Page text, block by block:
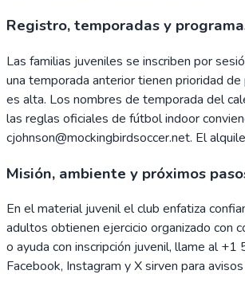
Registro, temporadas y
Las familias juveniles se inscriben por
una temporada anterior tienen prioridad
es alta. Los nombres de temporada del
las reglas oficiales de fútbol indoor
cjohnson@mockingbirdsoccer.net. El
Misión, ambiente y próximos
En el material juvenil el club enfatiza
adultos obtienen ejercicio organizado con
o ayuda con inscripción juvenil, llame al
Facebook, Instagram y X sirven para